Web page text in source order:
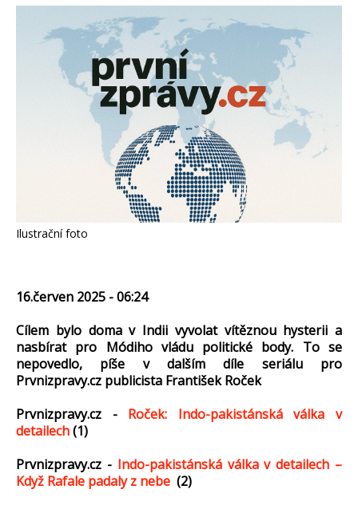
Ilustrační foto
16.červen 2025 - 06:24
Cílem bylo doma v Indii vyvolat vítěznou hysterii a
nasbírat pro Módiho vládu politické body. To se
nepovedlo, píše v dalším díle seriálu pro
Prvnizpravy.cz publicista František Roček
Prvnizpravy.cz - Roček: Indo-pakistánská válka v
detailech(1)
Prvnizpravy.cz - Indo-pakistánská válka v detailech –
Když Rafale padaly z nebe (2)